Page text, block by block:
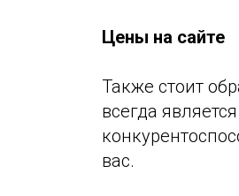
Цены на сайте
Также стоит
всегда
вас.